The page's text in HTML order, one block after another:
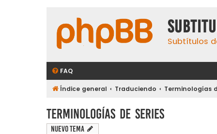
Subtítulos
FAQ
Índice general Traduciendo Terminologías
Terminologías de series
Nuevo Tema